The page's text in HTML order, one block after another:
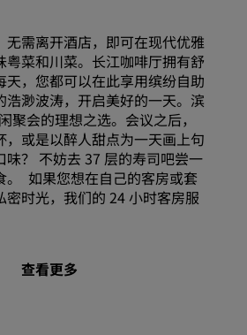
无需离开酒店，即可在现代优雅
粤菜和川菜。长江咖啡厅拥有舒
天，您都可以在此享用缤纷自助
浩渺波涛，开启美好的一天。滨
聚会的理想之选。会议之后，
，或是以醉人甜点为一天画上句
味？ 不妨去 37 层的寿司吧尝一
。 如果您想在自己的客房或套
密时光，我们的 24 小时客房服
查看更多